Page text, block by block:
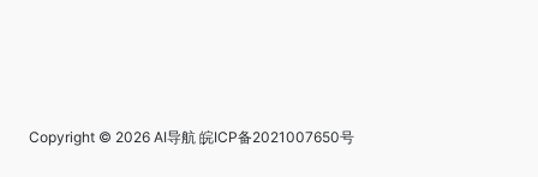
Copyright © 2026 AI导航 皖ICP备2021007650号